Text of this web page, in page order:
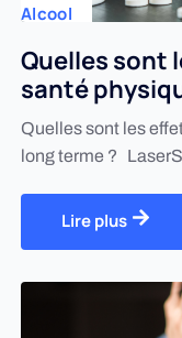
Alcool
Quelles sont
santé
Quelles sont les
long terme ?
Lire plus